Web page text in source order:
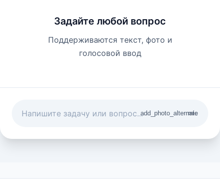
Задайте любой вопрос
Поддерживаются текст, фото и
голосовой ввод
add_photo_alternate
mic